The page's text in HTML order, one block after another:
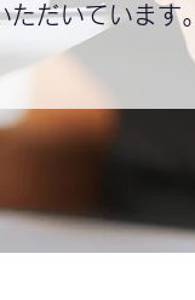
だいています。